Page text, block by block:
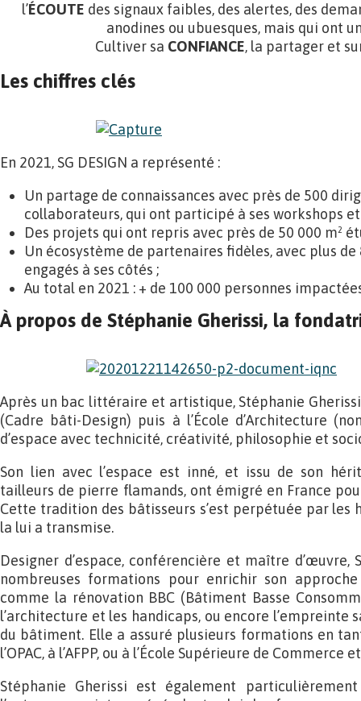
l’ÉCOUTE des signaux faibles, des alertes, des
anodines ou ubuesques, mais qui ont
Cultiver sa CONFIANCE, la partager et
Les chiffres clés
En 2021, SG DESIGN a représenté :
Un partage de connaissances avec près de 500
collaborateurs, qui ont participé à ses workshops
Des projets qui ont repris avec près de 50 000 m²
Un écosystème de partenaires fidèles, avec plus
engagés à ses côtés ;
Au total en 2021 : + de 100 000 personnes
À propos de Stéphanie Gherissi, la
Après un bac littéraire et artistique, Stéphanie
(Cadre bâti-Design) puis à l’École d’Architecture
d’espace avec technicité, créativité, philosophie et
Son lien avec l’espace est inné, et issu de son
tailleurs de pierre flamands, ont émigré en France
Cette tradition des bâtisseurs s’est perpétuée par les
la lui a transmise.
Designer d’espace, conférencière et maître d’œuvre,
nombreuses formations pour enrichir son
comme la rénovation BBC (Bâtiment Basse
l’architecture et les handicaps, ou encore l’empreinte
du bâtiment. Elle a assuré plusieurs formations en
l’OPAC, à l’AFPP, ou à l’École Supérieure de Commerce
Stéphanie Gherissi est également